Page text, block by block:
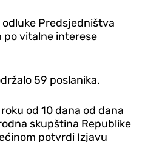
Predsjedništva
po vitalne interese
59 poslanika.
od 10 dana od dana
skupština Republike
potvrdi Izjavu